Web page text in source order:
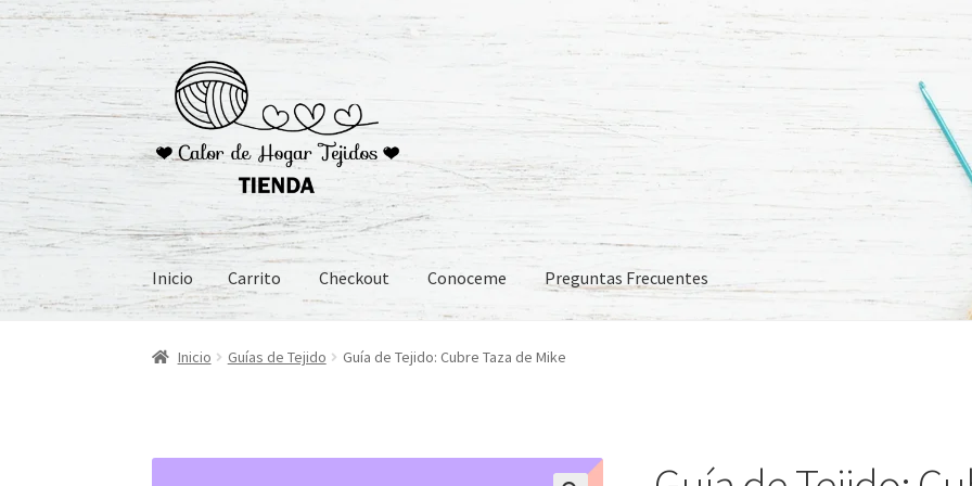
Ir
la
navegación
Ir
contenido
Inicio Carrito Checkout Conoceme Preguntas Frecuentes
Inicio Carrito Checkout Conoceme Preguntas Frecuentes
Inicio Guías de Tejido Guía de Tejido: Cubre Taza de Mike